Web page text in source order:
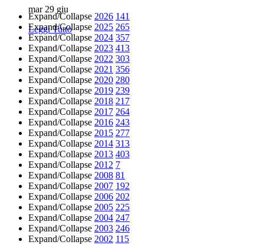
mar 29 giu
Leggi Tutto
Expand/Collapse 2026 141
Expand/Collapse 2025 265
Expand/Collapse 2024 357
Expand/Collapse 2023 413
Expand/Collapse 2022 303
Expand/Collapse 2021 356
Expand/Collapse 2020 280
Expand/Collapse 2019 239
Expand/Collapse 2018 217
Expand/Collapse 2017 264
Expand/Collapse 2016 243
Expand/Collapse 2015 277
Expand/Collapse 2014 313
Expand/Collapse 2013 403
Expand/Collapse 2012 7
Expand/Collapse 2008 81
Expand/Collapse 2007 192
Expand/Collapse 2006 202
Expand/Collapse 2005 225
Expand/Collapse 2004 247
Expand/Collapse 2003 246
Expand/Collapse 2002 115